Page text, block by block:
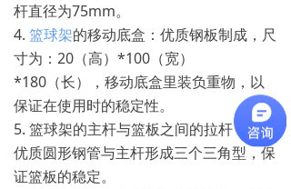
杆直径为75mm。
4. 篮球架的移动底盒：优质钢板制成，尺
寸为：20（高）*100（宽）
*180（长），移动底盒里装负重物，以
保证在使用时的稳定性。
5. 篮球架的主杆与篮板之间的拉杆：两根
优质圆形钢管与主杆形成三个三角型，保
证篮板的稳定。